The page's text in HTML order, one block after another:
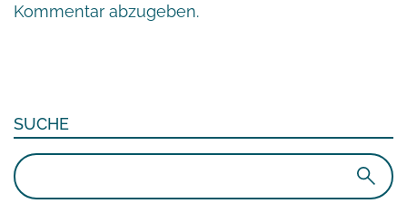
Kommentar abzugeben.
SUCHE
Suchen
nach: